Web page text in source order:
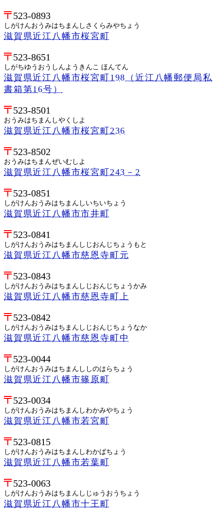
523-0893
しがけんおうみはちまんしさくらみやちょう
滋賀県近江八幡市桜宮町
523-8651
しがちゆうおうしんようきんこ ほんてん
滋賀県近江八幡市桜宮町198（近江八幡郵便局私
書箱第16号）
523-8501
おうみはちまんしやくしよ
滋賀県近江八幡市桜宮町236
523-8502
おうみはちまんぜいむしよ
滋賀県近江八幡市桜宮町243－2
523-0851
しがけんおうみはちまんしいちいちょう
滋賀県近江八幡市市井町
523-0841
しがけんおうみはちまんしじおんじちょうもと
滋賀県近江八幡市慈恩寺町元
523-0843
しがけんおうみはちまんしじおんじちょうかみ
滋賀県近江八幡市慈恩寺町上
523-0842
しがけんおうみはちまんしじおんじちょうなか
滋賀県近江八幡市慈恩寺町中
523-0044
しがけんおうみはちまんししのはらちょう
滋賀県近江八幡市篠原町
523-0034
しがけんおうみはちまんしわかみやちょう
滋賀県近江八幡市若宮町
523-0815
しがけんおうみはちまんしわかばちょう
滋賀県近江八幡市若葉町
523-0063
しがけんおうみはちまんしじゅうおうちょう
滋賀県近江八幡市十王町